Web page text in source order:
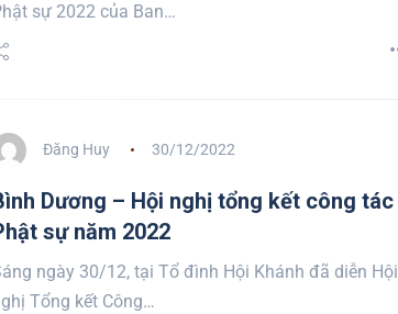
sự 2022 của Ban…
Đăng Huy 30/12/2022
Dương – Hội nghị tổng kết công tác
sự năm 2022
ngày 30/12, tại Tổ đình Hội Khánh đã diễn Hội
Tổng kết Công…